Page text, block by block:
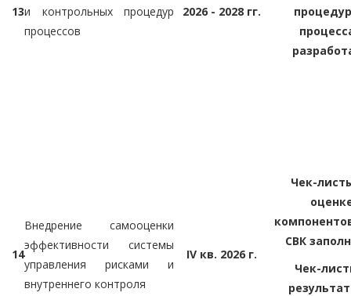
13и контрольных процедур
процессов
2026 - 2028 гг.
14
Внедрение самооценки
эффективности системы
управления рисками и
внутреннего контроля
IV кв. 2026 г.
Чек-
СВК
Чек-